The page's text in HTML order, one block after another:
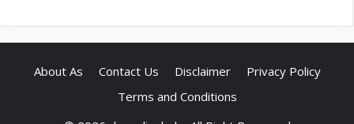
About As Contact Us Disclaimer
Privacy Policy
Terms and Conditions